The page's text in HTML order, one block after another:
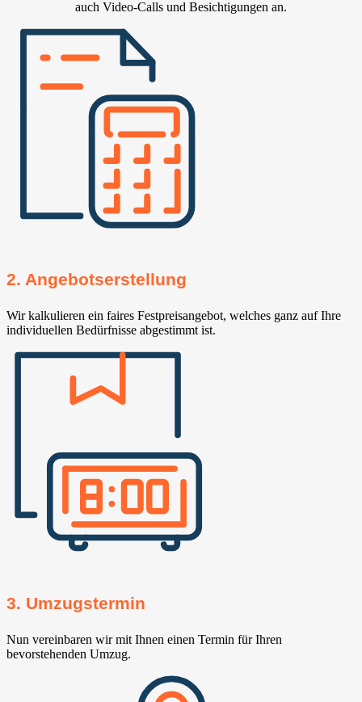
auch Video-Calls und Besichtigungen an.
2. Angebotserstellung
Wir kalkulieren ein faires Festpreisangebot, welches ganz auf Ihre
individuellen Bedürfnisse abgestimmt ist.
3. Umzugstermin
Nun vereinbaren wir mit Ihnen einen Termin für Ihren
bevorstehenden Umzug.